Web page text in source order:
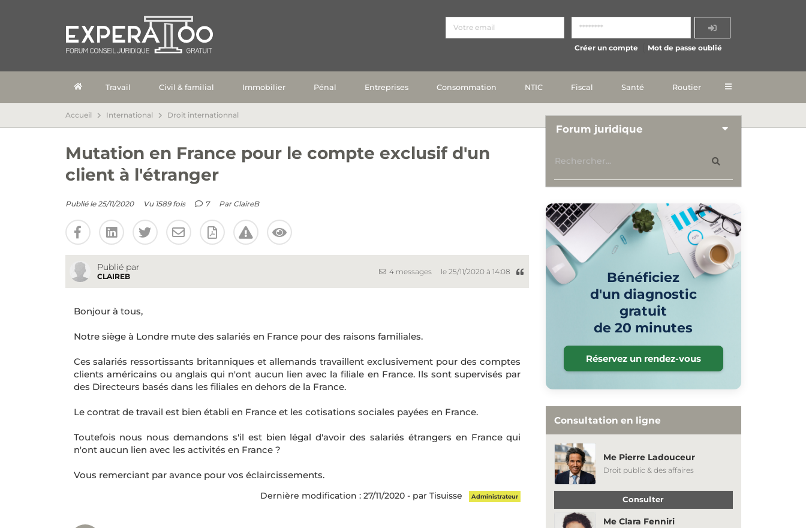
Créer un compte Mot de passe oublié
Travail Civil & familial Immobilier Pénal Entreprises Consommation NTIC Fiscal Santé Routier
Accueil International Droit internationnal
Mutation en France pour le compte exclusif d'un
client à l'étranger
Publié le 25/11/2020 Vu 1589 fois 7 Par ClaireB
Publié par
CLAIREB
4 messages le 25/11/2020 à 14:08
Bonjour à tous,
Notre siège à Londre mute des salariés en France pour des raisons familiales.
Ces salariés ressortissants britanniques et allemands travaillent exclusivement pour des comptes
clients américains ou anglais qui n'ont aucun lien avec la filiale en France. Ils sont supervisés par
des Directeurs basés dans les filiales en dehors de la France.
Le contrat de travail est bien établi en France et les cotisations sociales payées en France.
Toutefois nous nous demandons s'il est bien légal d'avoir des salariés étrangers en France qui
n'ont aucun lien avec les activités en France ?
Vous remerciant par avance pour vos éclaircissements.
Dernière modification : 27/11/2020 - par Tisuisse Administrateur
Forum juridique
Bénéficiez
d'un diagnostic
gratuit
de 20 minutes
Réservez un rendez-vous
Consultation en ligne
Me Pierre Ladouceur
Droit public & des affaires
Consulter
Me Clara Fenniri